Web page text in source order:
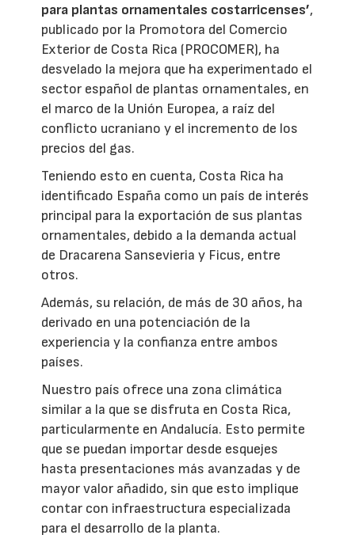
para plantas ornamentales costarricenses’,
publicado por la Promotora del Comercio
Exterior de Costa Rica (PROCOMER), ha
desvelado la mejora que ha experimentado el
sector español de plantas ornamentales, en
el marco de la Unión Europea, a raíz del
conflicto ucraniano y el incremento de los
precios del gas.
Teniendo esto en cuenta, Costa Rica ha
identificado España como un país de interés
principal para la exportación de sus plantas
ornamentales, debido a la demanda actual
de Dracarena Sansevieria y Ficus, entre
otros.
Además, su relación, de más de 30 años, ha
derivado en una potenciación de la
experiencia y la confianza entre ambos
países.
Nuestro país ofrece una zona climática
similar a la que se disfruta en Costa Rica,
particularmente en Andalucía. Esto permite
que se puedan importar desde esquejes
hasta presentaciones más avanzadas y de
mayor valor añadido, sin que esto implique
contar con infraestructura especializada
para el desarrollo de la planta.